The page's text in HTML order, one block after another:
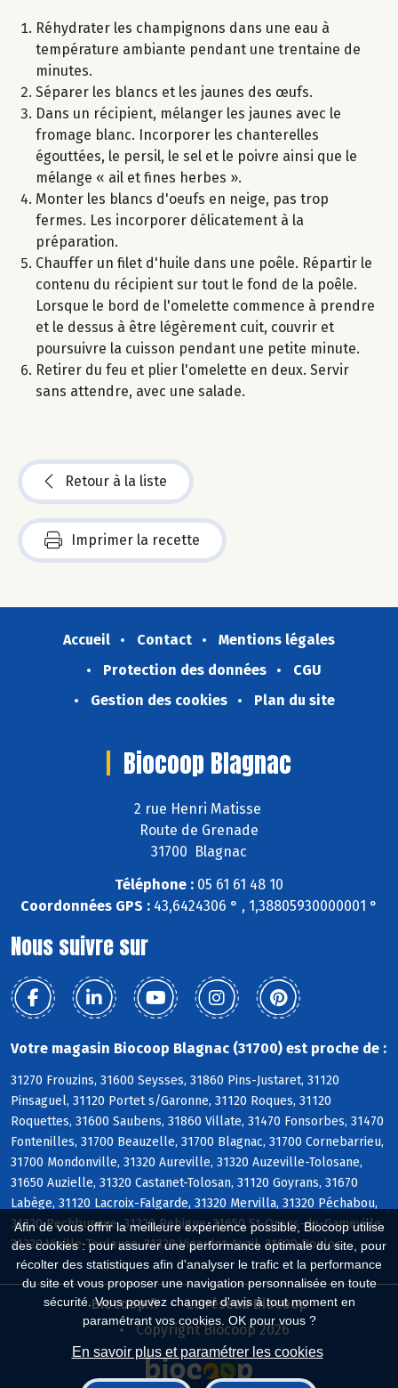
Afin de vous offrir la meilleure expérience possible, Biocoop utilise
des cookies : pour assurer une performance optimale du site, pour
récolter des statistiques afin d'analyser le trafic et la performance
du site et vous proposer une navigation personnalisée en toute
sécurité. Vous pouvez changer d'avis à tout moment en
paramétrant vos cookies. OK pour vous ?
En savoir plus et paramétrer les cookies
Réhydrater les champignons dans une eau à
température ambiante pendant une trentaine de
minutes.
Séparer les blancs et les jaunes des œufs.
Dans un récipient, mélanger les jaunes avec le
fromage blanc. Incorporer les chanterelles
égouttées, le persil, le sel et le poivre ainsi que le
mélange « ail et fines herbes ».
Monter les blancs d'oeufs en neige, pas trop
fermes. Les incorporer délicatement à la
préparation.
Chauffer un filet d'huile dans une poêle. Répartir le
contenu du récipient sur tout le fond de la poêle.
Lorsque le bord de l'omelette commence à prendre
et le dessus à être légèrement cuit, couvrir et
poursuivre la cuisson pendant une petite minute.
Retirer du feu et plier l'omelette en deux. Servir
sans attendre, avec une salade.
Retour à la liste
Imprimer la recette
Accueil Contact
Mentions légales
Protection des données
CGU
Gestion des cookies
Plan du site
Biocoop Blagnac
2 rue Henri Matisse
Route de Grenade
31700 Blagnac
Téléphone : 05 61 61 48 10
Coordonnées GPS : 43,6424306 ° , 1,38805930000001 °
Nous suivre sur
Votre magasin Biocoop Blagnac (31700) est proche de :
31270 Frouzins, 31600 Seysses, 31860 Pins-Justaret, 31120
Pinsaguel, 31120 Portet s/Garonne, 31120 Roques, 31120
Roquettes, 31600 Saubens, 31860 Villate, 31470 Fonsorbes, 31470
Fontenilles, 31700 Beauzelle, 31700 Blagnac, 31700 Cornebarrieu,
31700 Mondonville, 31320 Aureville, 31320 Auzeville-Tolosane,
31650 Auzielle, 31320 Castanet-Tolosan, 31120 Goyrans, 31670
Labège, 31120 Lacroix-Falgarde, 31320 Mervilla, 31320 Péchabou,
31320 Pechbusque, 31320 Rebigue, 31650 St-Orens-de-Gameville,
31320 Vieille-Toulouse, 31320 Vigoulet-Auzil, 31620 Bouloc
Biocoop.fr
Le réseau Biocoop
Copyright Biocoop 2026